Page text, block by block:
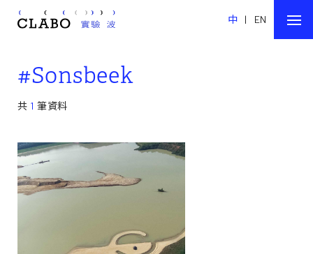
中 | EN
#Sonsbeek
共 1 筆資料